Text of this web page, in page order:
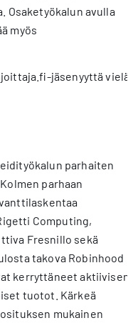
Osaketyökalun avulla
myös
jäsenyyttä vielä
parhaiten
parhaan
Computing,
Fresnillo sekä
takova Robinhood
kerryttäneet aktiivisen
tuotot. Kärkeä
mukainen